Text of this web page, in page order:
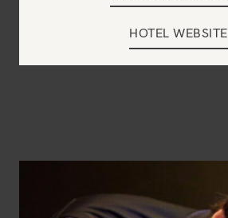
HOTEL WEBSITE